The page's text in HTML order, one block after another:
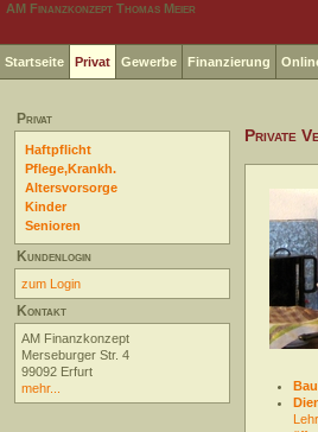
AM Finanzkonzept Thomas Meier
Startseite Privat Gewerbe Finanzierung
Privat
Haftpflicht
Pflege,Krankh.
Altersvorsorge
Kinder
Senioren
Kundenlogin
zum Login
Kontakt
AM Finanzkonzept
Merseburger Str. 4
99092 Erfurt
mehr...
Private